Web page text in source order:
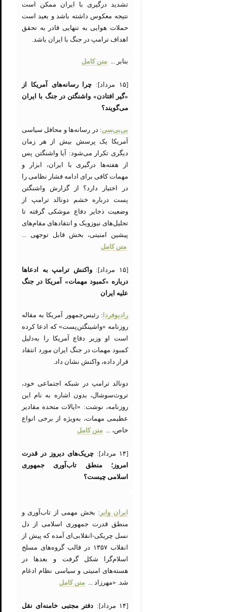
تشدید درگیری با ایران ممکن است
نتیجه معکوس داشته باشد و بعید است
حملات هوایی به تنهایی قادر به تحقق
اهداف ترامپ در جنگ با ایران باشد.
بنابر ... متن کامل
[۱۵ مرداد]:
چرا رسانه‌های آمریکا از
«گیر افتادن» واشنگتن در جنگ با ایران
می‌گویند؟
بی‌بی‌سی: در رسانه‌ها و محافل سیاسی
آمریکا یک پرسش بیش از هر زمان
دیگری تکرار می‌شود: آیا واشنگتن پس
از هفته‌ها درگیری با ایران، ابزار و
مهمات کافی برای ادامه فشار نظامی را
در اختیار دارد؟ از گزارش واشنگتن
پست درباره خشم دونالد ترامپ از
وضعیت ذخایر دفاع موشکی گرفته تا
تحلیل‌های نیوزویک و انتقادهای مقام‌های
پیشین امنیتی، بخش قابل توجهی ...
متن کامل
[۱۵ مرداد]:
واکنش ترامپ به ادعاها
درباره «کمبود مهمات» آمریکا در جنگ
علیه ایران
رادیوفردا : رئیس‌جمهور آمریکا به مقاله
روزنامه «واشینگتن‌پست» که ادعا کرده
است او وزیر دفاع آمریکا را به‌دلیل
کمبود مهمات در جنگ ایران مورد انتقاد
قرار داده، واکنش نشان داد.
دونالد ترامپ در شبکه اجتماعی خود،
تروث‌سوشال، بدون اشاره به نام این
روزنامه، نوشت: «ایالات متحده مقادیر
عظیمی مهمات، به‌ویژه از برخی انواع
خاص، ... متن کامل
[۱۴ مرداد]:
چریک‌های دیروز در قدرت
امروز؛ منطق تاب‌آوری جمهوری
اسلامی چیست؟
ایران وایر : بخش مهمی از تاب‌آوری و
منطق قدرت جمهوری اسلامی از دل
نسل چریکی-انقلابی‌ای آمده که پیش از
انقلاب ۱۳۵۷ در قالب گروه‌های مسلح
اسلام‌گرا شکل گرفت و بعدها در
هسته‌های امنیتی و سیاسی نظام ادغام
شد. «مهرزاد ... متن کامل
[۱۴ مرداد]:
دفتر مجتبی خامنه‌ای نقل